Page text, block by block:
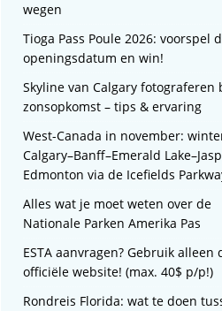
wegen
Tioga Pass Poule 2026: voorspel
openingsdatum en win!
Skyline van Calgary fotograferen
zonsopkomst – tips & ervaring
West-Canada in november:
Calgary–Banff–Emerald
Edmonton via de Icefields
Alles wat je moet weten over de
Nationale Parken Amerika Pas
ESTA aanvragen? Gebruik alleen
officiële website! (max. 40$ p/p!)
Rondreis Florida: wat te doen